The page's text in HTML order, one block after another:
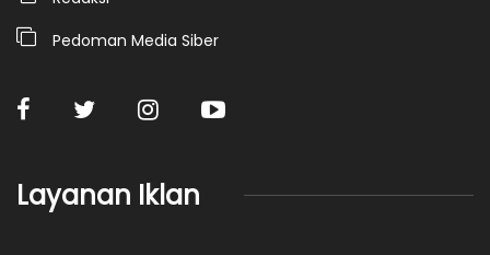
Pedoman Media Siber
Layanan Iklan